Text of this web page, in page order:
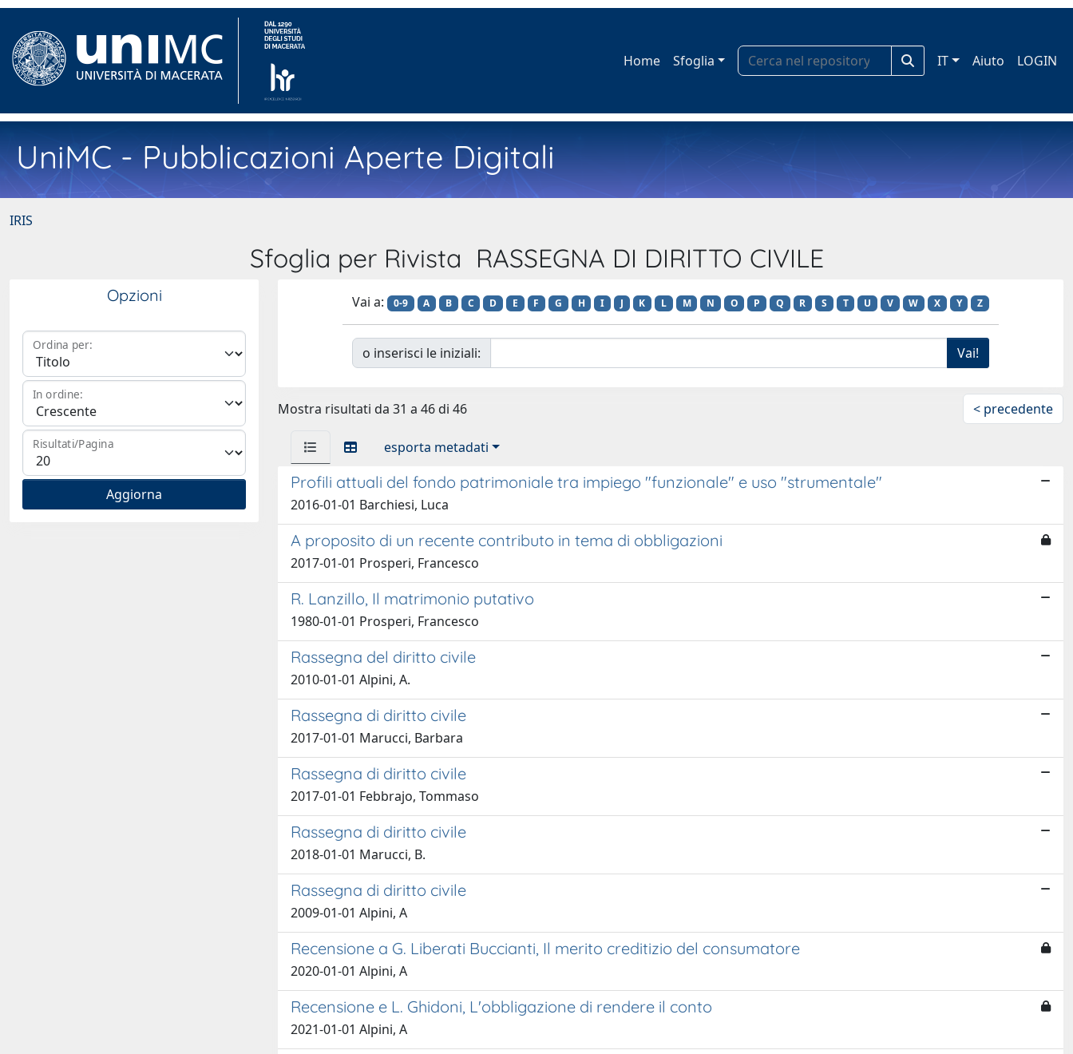
Home Sfoglia IT Aiuto LOGIN
UniMC - Pubblicazioni Aperte Digitali
IRIS
Sfoglia per Rivista RASSEGNA DI DIRITTO CIVILE
Opzioni
Ordina per:
In ordine:
Risultati/Pagina
Vai a: 0-9 A B C D E F G H I J K L M N O P Q R S T U V W X Y Z
o inserisci le iniziali:
Mostra risultati da 31 a 46 di 46 < precedente
esporta metadati
Profili attuali del fondo patrimoniale tra impiego "funzionale" e uso "strumentale"
2016-01-01 Barchiesi, Luca
A proposito di un recente contributo in tema di obbligazioni
2017-01-01 Prosperi, Francesco
R. Lanzillo, Il matrimonio putativo
1980-01-01 Prosperi, Francesco
Rassegna del diritto civile
2010-01-01 Alpini, A.
Rassegna di diritto civile
2017-01-01 Marucci, Barbara
Rassegna di diritto civile
2017-01-01 Febbrajo, Tommaso
Rassegna di diritto civile
2018-01-01 Marucci, B.
Rassegna di diritto civile
2009-01-01 Alpini, A
Recensione a G. Liberati Buccianti, Il merito creditizio del consumatore
2020-01-01 Alpini, A
Recensione e L. Ghidoni, L'obbligazione di rendere il conto
2021-01-01 Alpini, A